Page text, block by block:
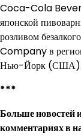
Coca-Cola
японской
розливом
Company в
Нью-Йорк (США).
***
Больше новостей
комментариях в